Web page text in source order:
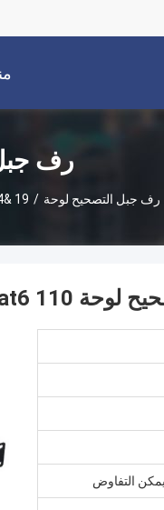
رف
رف جبل التصحيح لوحة / 19 &quot;24 ميناء رف جبل التصحيح لوحة Cat6 110-إدك أوتب دون رادع لكابلينغ